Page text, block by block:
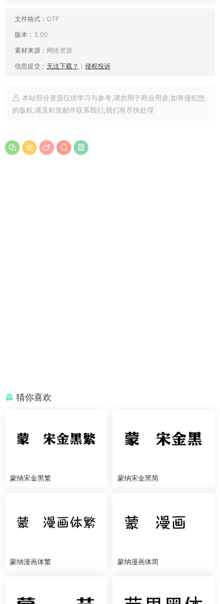
文件格式： OTF
版本： 3.00
素材来源： 网络资源
信息提交： 无法下载？ 侵权投诉
本站部分资源仅供学习与参考,请勿用于商业用途,如有侵犯您
的版权,请及时发邮件联系我们,我们将尽快处理
猜你喜欢
蒙纳宋金黑繁 蒙纳宋金黑简
蒙纳漫画体繁 蒙纳漫画体简